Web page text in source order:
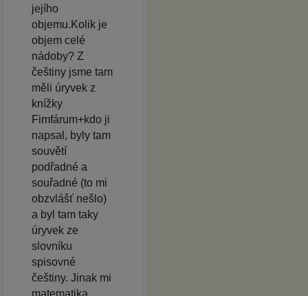
jejího
objemu.Kolik je
objem celé
nádoby? Z
češtiny jsme tam
měli úryvek z
knížky
Fimfárum+kdo ji
napsal, byly tam
souvětí
podřadné a
souřadné (to mi
obzvlášť nešlo)
a byl tam taky
úryvek ze
slovníku
spisovné
češtiny. Jinak mi